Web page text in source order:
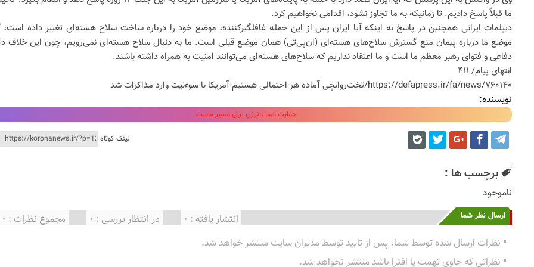
ما قبلاً پاسخ دادیم. تا زمانیکه به ما تجاوز نشود، اقدامی نخواهیم کرد.
دیپلمات ایرانی همچنین در پاسخ به اینکه آیا ایران پس از این حمله غافلگیرکننده، موضع خود را درباره ساخت سلاح هسته‌ای تغییر داده
موضع ما درباره پیمان منع گسترش سلاح‌های هسته‌ای (ان‌پی‌تی) همان موضع قبلی است. ما به دنبال سلاح هسته‌ای نمی‌رویم، چون این خلاف
دفاعی و فتوای رهبر معظم ما است و ما اعتقاد نداریم که سلاح‌های هسته‌ای می‌توانند امنیت به همراه داشته باشند.
انتهای پیام/ ۴۱۱
https://defapress.ir/fa/news/۷۶۰۱۴۰/تخت‌روانچی-آماده-هر-احتمالی-هستیم-آمریکا-با-سوءنیت-وارد-مذاکرات-شد
نویسنده:
حمایت شما ،انرژی برای مسیر ماست
لینک کوتاه
برچسب ها :
ناموجود
ارسال نظر شما مجموع نظرات : 0 در انتظار بررسی : 0 انتشار یافته : 0
نظرات ارسال شده توسط شما، پس از تایید توسط مدیران سایت منتشر خواهد شد.
نظراتی که حاوی تهمت یا افترا باشد منتشر نخواهد شد.